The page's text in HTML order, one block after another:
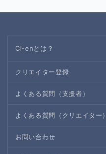
Ci-enとは？
クリエイター登録
よくある質問（支援者）
よくある質問（クリエイター）
お問い合わせ